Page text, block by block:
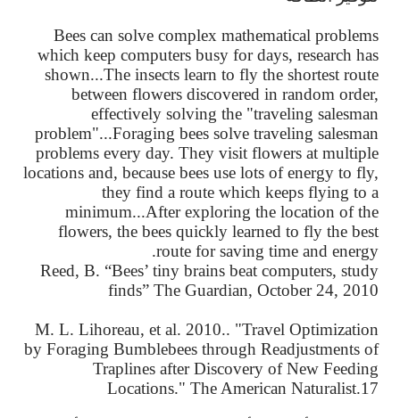
Bees can solve complex mathematical problems
which keep computers busy for days, research has
shown...The insects learn to fly the shortest route
between flowers discovered in random order,
effectively solving the "traveling salesman
problem"...Foraging bees solve traveling salesman
problems every day. They visit flowers at multiple
locations and, because bees use lots of energy to fly,
they find a route which keeps flying to a
minimum...After exploring the location of the
flowers, the bees quickly learned to fly the best
route for saving time and energy.
Reed, B. “Bees’ tiny brains beat computers, study
finds” The Guardian, October 24, 2010
M. L. Lihoreau, et al. 2010.. "Travel Optimization
by Foraging Bumblebees through Readjustments of
Traplines after Discovery of New Feeding
Locations." The American Naturalist.17